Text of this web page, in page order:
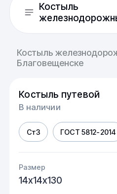
Костыль
Костыль
Благовещенске
Костыль путевой
В наличии
Ст3 ГOCT 5812-2014
Размер
14х14х130